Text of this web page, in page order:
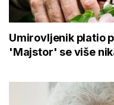
Umirovljenik platio
'Majstor' se više